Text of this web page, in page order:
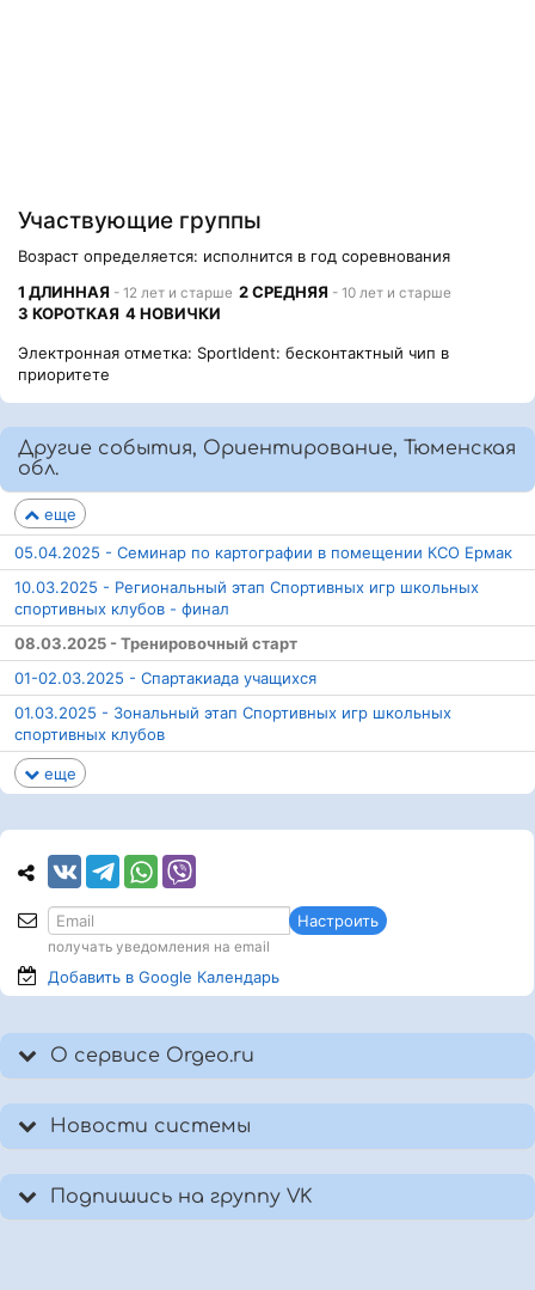
Участвующие группы
Возраст определяется: исполнится в год соревнования
1 ДЛИННАЯ - 12 лет и старше 2 СРЕДНЯЯ - 10 лет и старше
3 КОРОТКАЯ 4 НОВИЧКИ
Электронная отметка: SportIdent: бесконтактный чип в
приоритете
Другие события, Ориентирование, Тюменская
обл.
еще
05.04.2025 - Семинар по картографии в помещении КСО Ермак
10.03.2025 - Региональный этап Спортивных игр школьных
спортивных клубов - финал
08.03.2025 - Тренировочный старт
01-02.03.2025 - Спартакиада учащихся
01.03.2025 - Зональный этап Спортивных игр школьных
спортивных клубов
еще
Настроить
получать уведомления на email
Добавить в Google Календарь
О сервисе Orgeo.ru
Новости системы
Подпишись на группу VK